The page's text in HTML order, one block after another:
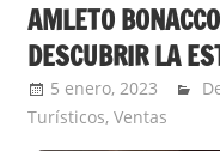
AMLETO
DESCUBRIR LA
5 enero, 2023
Turísticos, Ventas